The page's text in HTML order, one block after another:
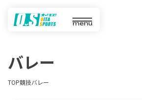
menu
バレー
TOP競技バレー